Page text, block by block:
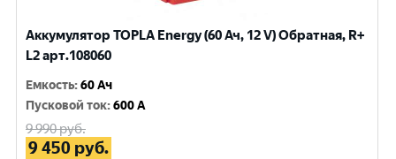
Аккумулятор TOPLA Energy (60 Ач, 12 V) Обратная, R+
L2 арт.108060
Емкость:60 Ач
Пусковой ток:600 A
9 990руб.
9 450 руб.